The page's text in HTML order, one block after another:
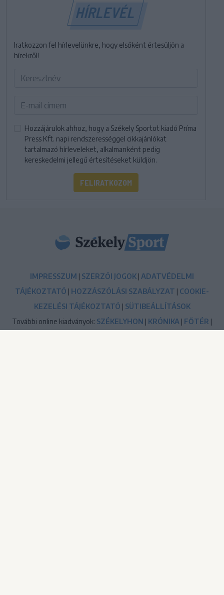
HÍRLEVÉL
Iratkozzon fel hírlevelünkre, hogy elsőként értesüljön a
hírekről!
Hozzájárulok ahhoz, hogy a Székely Sportot kiadó Príma
Press Kft. napi rendszerességgel cikkajánlókat
tartalmazó hírleveleket, alkalmanként pedig
kereskedelmi jellegű értesítéseket küldjön.
FELIRATKOZOM
IMPRESSZUM | SZERZŐI JOGOK | ADATVÉDELMI
TÁJÉKOZTATÓ | HOZZÁSZÓLÁSI SZABÁLYZAT | COOKIE-
KEZELÉSI TÁJÉKOZTATÓ | SÜTIBEÁLLÍTÁSOK
További online kiadványok: SZÉKELYHON | KRÓNIKA | FŐTÉR |